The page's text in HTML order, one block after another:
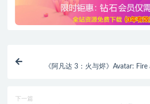
《阿凡达 3：火与烬》Avatar: Fire
下一篇